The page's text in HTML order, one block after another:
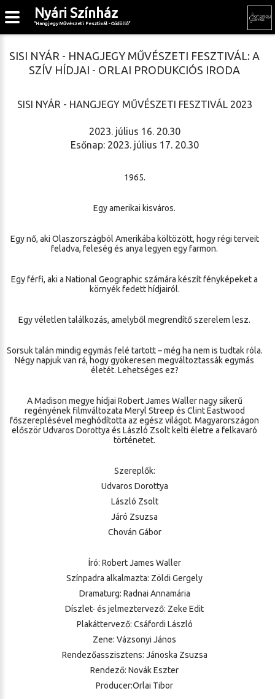
SISI NYÁR - HNAGJEGY MŰVÉSZETI FESZTIVÁL: A
SZÍV HÍDJAI - ORLAI PRODUKCIÓS IRODA
SISI NYÁR - HANGJEGY MŰVÉSZETI FESZTIVÁL 2023
2023. július 16. 20.30
Esőnap: 2023. július 17. 20.30
1965.
Egy amerikai kisváros.
Egy nő, aki Olaszországból Amerikába költözött, hogy régi terveit
feladva, feleség és anya legyen egy farmon.
Egy férfi, aki a National Geographic számára készít fényképeket a
környék fedett hídjairól.
Egy véletlen találkozás, amelyből megrendítő szerelem lesz.
Sorsuk talán mindig egymás felé tartott – még ha nem is tudtak róla.
Négy napjuk van rá, hogy gyökeresen megváltoztassák egymás
életét. Lehetséges ez?
A Madison megye hídjai Robert James Waller nagy sikerű
regényének filmváltozata Meryl Streep és Clint Eastwood
főszereplésével meghódította az egész világot. Magyarországon
először Udvaros Dorottya és László Zsolt kelti életre a felkavaró
történetet.
Szereplők:
Udvaros Dorottya
László Zsolt
Járó Zsuzsa
Chován Gábor
Író: Robert James Waller
Színpadra alkalmazta: Zöldi Gergely
Dramaturg: Radnai Annamária
Díszlet- és jelmeztervező: Zeke Edit
Plakáttervező: Csáfordi László
Zene: Vázsonyi János
Rendezőasszisztens: Jánoska Zsuzsa
Rendező: Novák Eszter
Producer:Orlai Tibor
Nyári Színház
"Hangjegy Művészeti Fesztivál - Gödöllő"